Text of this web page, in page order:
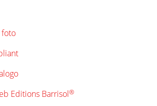
foto
Editions Barrisol®